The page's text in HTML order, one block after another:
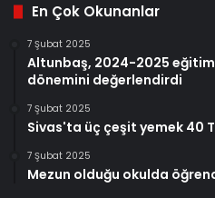
En Çok Okunanlar
7 Şubat 2025
Altunbaş, 2024-2025 eğitim
dönemini değerlendirdi
7 Şubat 2025
Sivas'ta üç çeşit yemek 40
7 Şubat 2025
Mezun olduğu okulda